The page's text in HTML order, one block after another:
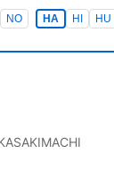
NO HA HI HU